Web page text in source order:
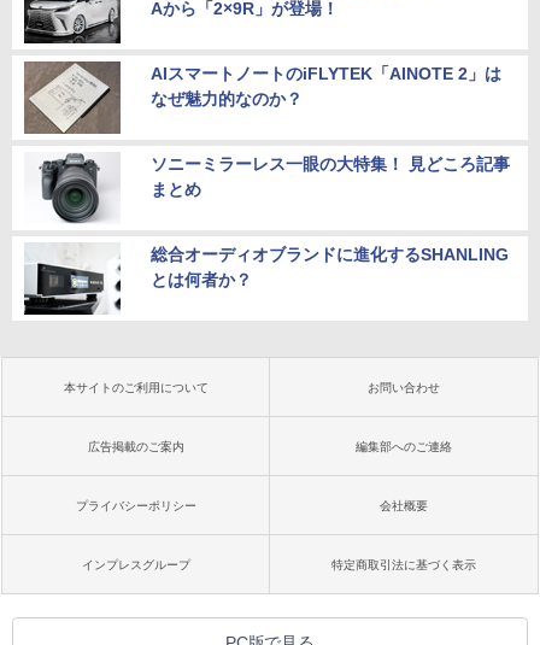
Aから「2×9R」が登場！
AIスマートノートのiFLYTEK「AINOTE 2」は
なぜ魅力的なのか？
ソニーミラーレス一眼の大特集！ 見どころ記事
まとめ
総合オーディオブランドに進化するSHANLING
とは何者か？
本サイトのご利用について お問い合わせ
広告掲載のご案内 編集部へのご連絡
プライバシーポリシー 会社概要
インプレスグループ 特定商取引法に基づく表示